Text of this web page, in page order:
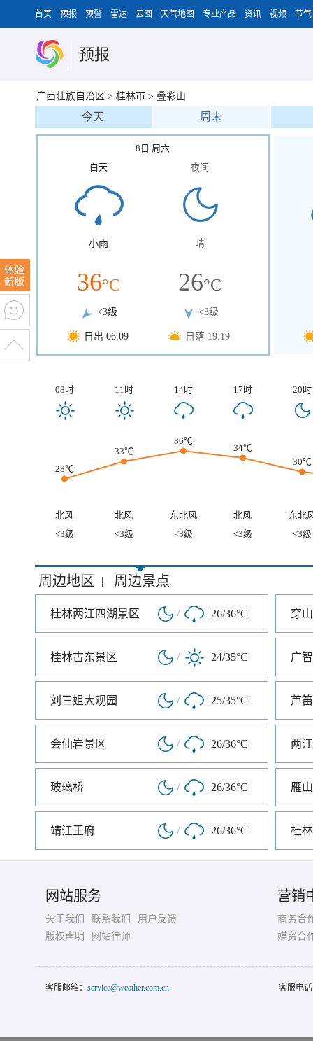
首页 预报 预警 雷达 云图 天气地图 专业产品 资讯 视频 节气
预报
广西壮族自治区 > 桂林市 > 叠彩山
今天 周末
8日 周六
白天
小雨
36°C
<3级
日出 06:09
夜间
晴
26°C
<3级
日落 19:19
08时 11时 14时 17时 20时
28℃
33℃
36℃
34℃
30℃
北风 北风 东北风 北风
东北
<3级
<3级 <3级 <3级 <3级
周边地区 | 周边景点
桂林两江四湖景区 / 26/36°C 穿
桂林古东景区 / 24/35°C 广
刘三姐大观园 / 25/35°C 芦
会仙岩景区 / 26/36°C 两
玻璃桥 / 26/36°C 雁
靖江王府 / 26/36°C 桂
网站服务
关于我们 联系我们
用户反馈
版权声明
网站律师
营销
商务合
媒资合
客服邮箱： service@weather.com.cn 客服电